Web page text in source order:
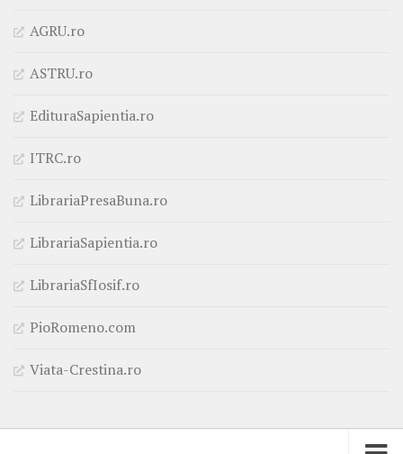
AGRU.ro
ASTRU.ro
EdituraSapientia.ro
ITRC.ro
LibrariaPresaBuna.ro
LibrariaSapientia.ro
LibrariaSfIosif.ro
PioRomeno.com
Viata-Crestina.ro